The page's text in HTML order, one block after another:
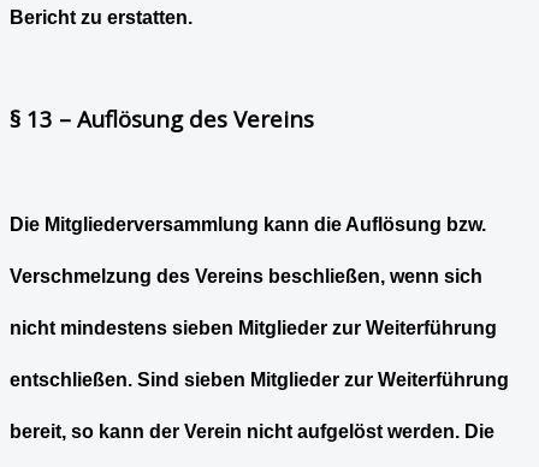
Bericht zu erstatten.
§ 13 – Auflösung des Vereins
Die Mitgliederversammlung kann die Auflösung bzw.
Verschmelzung des Vereins beschließen, wenn sich
nicht mindestens sieben Mitglieder zur Weiterführung
entschließen. Sind sieben Mitglieder zur Weiterführung
bereit, so kann der Verein nicht aufgelöst werden. Die